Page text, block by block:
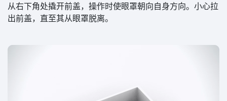
从右下角处撬开前盖，操作时使眼罩朝向自身方向。小心拉
出前盖，直至其从眼罩脱离。